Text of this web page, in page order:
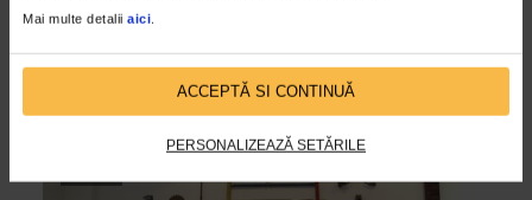
Mai multe detalii aici
ACCEPTĂ SI CONTINUĂ
PERSONALIZEAZĂ SETĂRILE
24/11/2011
Pop-Art la design-ul genuin, expozitie deschisa la Galeria
Anca Poterasu, poate fi vizitata pana pe 10...